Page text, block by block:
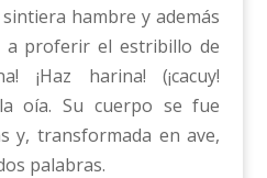
hambre y además
a proferir el estribillo de
¡Haz harina! (¡cacuy!
la oía. Su cuerpo se fue
y, transformada en ave,
palabras.